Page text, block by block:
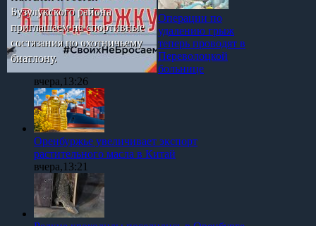
Бузулукского района
приглашаем на спортивные
состязания по охотничьему
биатлону.
Операции по
удалению грыж
теперь проводят в
Переволоцкой
больнице
вчера,13:26
Оренбуржье увеличивает экспорт
растительного масла в Китай
вчера,13:21